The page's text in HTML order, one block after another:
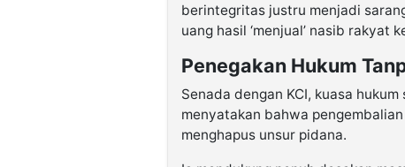
berintegritas justru menjadi
uang hasil ‘menjual’ nasib rakyat
Penegakan Hukum
Senada dengan KCI, kuasa
menyatakan bahwa
menghapus unsur pidana.